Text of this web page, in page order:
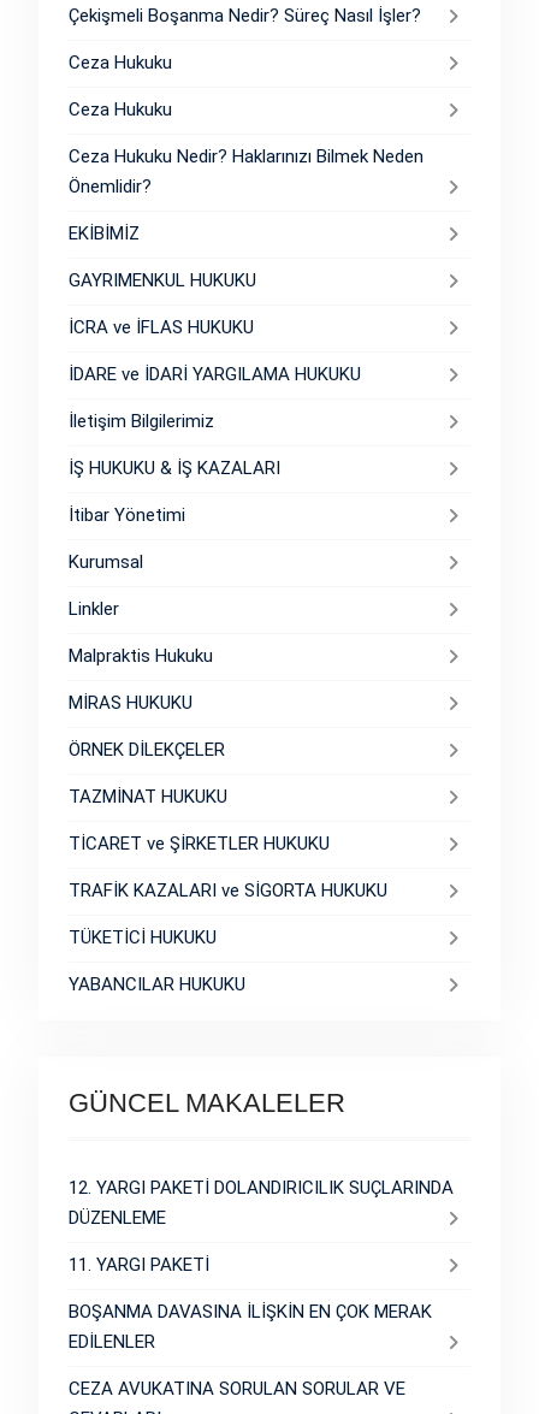
Çekişmeli Boşanma Nedir? Süreç Nasıl İşler?
Ceza Hukuku
Ceza Hukuku
Ceza Hukuku Nedir? Haklarınızı Bilmek Neden
Önemlidir?
EKİBİMİZ
GAYRIMENKUL HUKUKU
İCRA ve İFLAS HUKUKU
İDARE ve İDARİ YARGILAMA HUKUKU
İletişim Bilgilerimiz
İŞ HUKUKU & İŞ KAZALARI
İtibar Yönetimi
Kurumsal
Linkler
Malpraktis Hukuku
MİRAS HUKUKU
ÖRNEK DİLEKÇELER
TAZMİNAT HUKUKU
TİCARET ve ŞİRKETLER HUKUKU
TRAFİK KAZALARI ve SİGORTA HUKUKU
TÜKETİCİ HUKUKU
YABANCILAR HUKUKU
GÜNCEL MAKALELER
12. YARGI PAKETİ DOLANDIRICILIK SUÇLARINDA
DÜZENLEME
11. YARGI PAKETİ
BOŞANMA DAVASINA İLİŞKİN EN ÇOK MERAK
EDİLENLER
CEZA AVUKATINA SORULAN SORULAR VE